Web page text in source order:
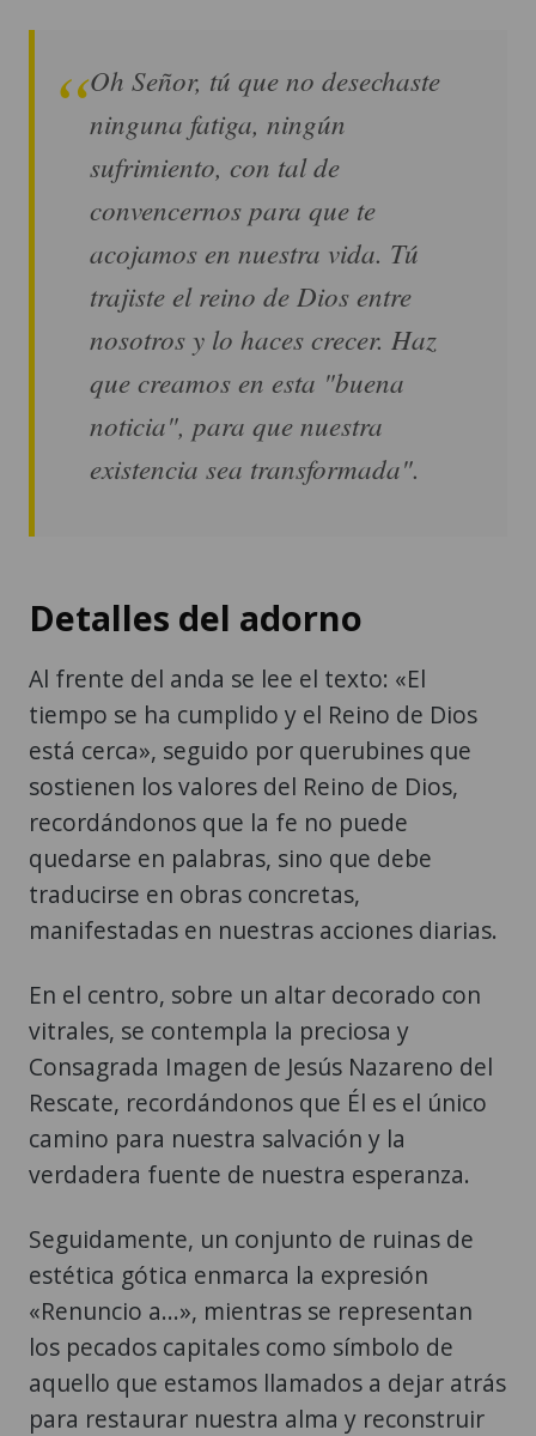
Oh Señor, tú que no desechaste
ninguna fatiga, ningún
sufrimiento, con tal de
convencernos para que te
acojamos en nuestra vida. Tú
trajiste el reino de Dios entre
nosotros y lo haces crecer. Haz
que creamos en esta "buena
noticia", para que nuestra
existencia sea transformada".
Detalles del adorno
Al frente del anda se lee el texto: «El
tiempo se ha cumplido y el Reino de Dios
está cerca», seguido por querubines que
sostienen los valores del Reino de Dios,
recordándonos que la fe no puede
quedarse en palabras, sino que debe
traducirse en obras concretas,
manifestadas en nuestras acciones diarias.
En el centro, sobre un altar decorado con
vitrales, se contempla la preciosa y
Consagrada Imagen de Jesús Nazareno del
Rescate, recordándonos que Él es el único
camino para nuestra salvación y la
verdadera fuente de nuestra esperanza.
Seguidamente, un conjunto de ruinas de
estética gótica enmarca la expresión
«Renuncio a...», mientras se representan
los pecados capitales como símbolo de
aquello que estamos llamados a dejar atrás
para restaurar nuestra alma y reconstruir